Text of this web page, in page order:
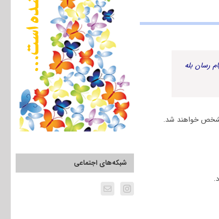
رسان بله
خواهند شد.
شبکه‌های اجتماعی